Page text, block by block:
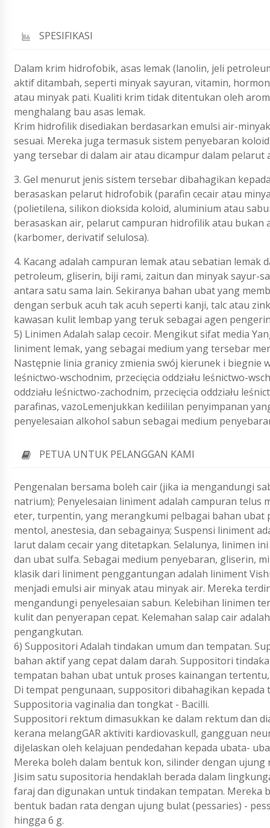
SPESIFIKASI
Dalam krim hidrofobik, asas lemak (lanolin, jeli
aktif ditambah, seperti minyak sayuran, vitamin,
atau minyak pati. Kualiti krim tidak ditentukan oleh
menghalang bau asas lemak.
Krim hidrofilik disediakan berdasarkan emulsi air-
sesuai. Mereka juga termasuk sistem penyebaran
yang tersebar di dalam air atau dicampur dalam
3. Gel menurut jenis sistem tersebar dibahagikan
berasaskan pelarut hidrofobik (parafin cecair atau
(polietilena, silikon dioksida koloid, aluminium atau
berasaskan air, pelarut campuran hidrofilik atau
(karbomer, derivatif selulosa).
4. Kacang adalah campuran lemak atau sebatian
petroleum, gliserin, biji rami, zaitun dan minyak sayur-
antara satu sama lain. Sekiranya bahan ubat yang
dengan serbuk acuh tak acuh seperti kanji, talc atau
kawasan kulit lembap yang teruk sebagai agen
5) Linimen Adalah salap cecoir. Mengikut sifat media
liniment lemak, yang sebagai medium yang tersebar
Następnie linia granicy zmienia swój kierunek i biegnie
leśnictwo-wschodnim, przecięcia oddziału leśnictwo-
oddziału leśnictwo-zachodnim, przecięcia oddziału
parafinas, vazoLemenjukkan kedililan penyimpanan
penyelesaian alkohol sabun sebagai medium
PETUA UNTUK PELANGGAN KAMI
Pengenalan bersama boleh cair (jika ia mengandungi
natrium); Penyelesaian liniment adalah campuran
eter, turpentin, yang merangkumi pelbagai bahan
mentol, anestesia, dan sebagainya; Suspensi liniment
larut dalam cecair yang ditetapkan. Selalunya, linimen
dan ubat sulfa. Sebagai medium penyebaran, gliserin,
klasik dari liniment penggantungan adalah liniment
menjadi emulsi air minyak atau minyak air. Mereka
mengandungi penyelesaian sabun. Kelebihan linimen
kulit dan penyerapan cepat. Kelemahan salap cair
pengangkutan.
6) Suppositori Adalah tindakan umum dan tempatan.
bahan aktif yang cepat dalam darah. Suppositori
tempatan bahan ubat untuk proses kainangan
Di tempat pengunaan, suppositori dibahagikan
Suppositoria vaginalia dan tongkat - Bacilli.
Suppositori rektum dimasukkan ke dalam rektum dan
kerana melangGAR aktiviti kardiovaskull, gangguan
diJelaskan oleh kelajuan pendedahan kepada ubata-
Mereka boleh dalam bentuk kon, silinder dengan
Jisim satu supositoria hendaklah berada dalam
faraj dan digunakan untuk tindakan tempatan. Mereka
bentuk badan rata dengan ujung bulat (pessaries) -
hingga 6 g.